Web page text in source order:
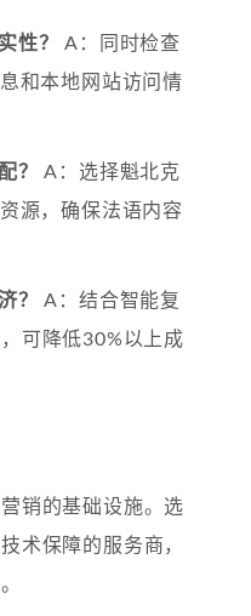
性？
A：同时检查
和本地网站访问情
？
A：选择魁北克
源，确保法语内容
？
A：结合智能复
可降低30%以上成
销的基础设施。选
术保障的服务商，